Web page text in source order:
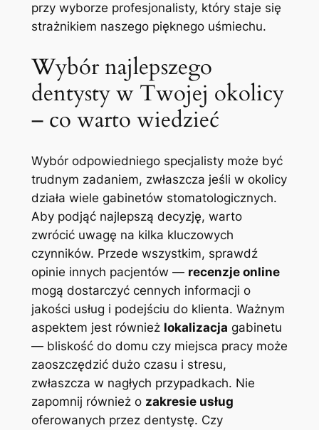
przy wyborze profesjonalisty, który staje się
strażnikiem naszego pięknego uśmiechu.
Wybór najlepszego
dentysty w Twojej okolicy
– co warto wiedzieć
Wybór odpowiedniego specjalisty może być
trudnym zadaniem, zwłaszcza jeśli w okolicy
działa wiele gabinetów stomatologicznych.
Aby podjąć najlepszą decyzję, warto
zwrócić uwagę na kilka kluczowych
czynników. Przede wszystkim, sprawdź
opinie innych pacjentów — recenzje online
mogą dostarczyć cennych informacji o
jakości usług i podejściu do klienta. Ważnym
aspektem jest również lokalizacja gabinetu
— bliskość do domu czy miejsca pracy może
zaoszczędzić dużo czasu i stresu,
zwłaszcza w nagłych przypadkach. Nie
zapomnij również o zakresie usług
oferowanych przez dentystę. Czy